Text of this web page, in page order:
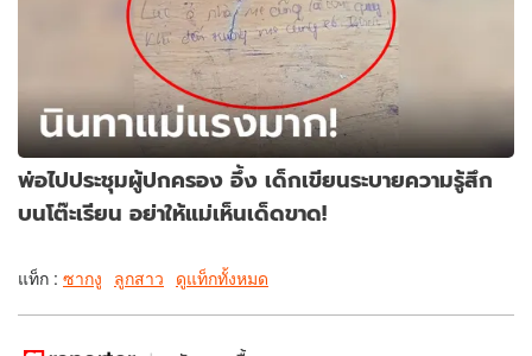
พ่อไปประชุมผู้ปกครอง อึ้ง เด็กเขียนระบายความรู้สึก
บนโต๊ะเรียน อย่าให้แม่เห็นเด็ดขาด!
แท็ก : ซากงู ลูกสาว ดูแท็กทั้งหมด